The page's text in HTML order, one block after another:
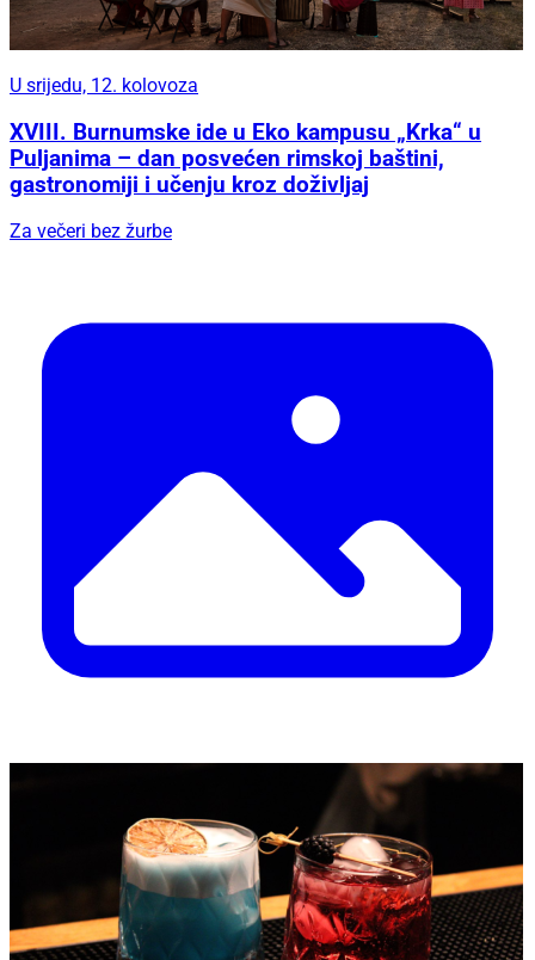
U srijedu, 12. kolovoza
XVIII. Burnumske ide u Eko kampusu „Krka“ u
Puljanima – dan posvećen rimskoj baštini,
gastronomiji i učenju kroz doživljaj
Za večeri bez žurbe